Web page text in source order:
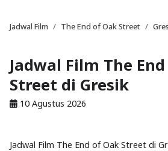
Jadwal Film The End of Oak Street
Jadwal Film The
Street di Gresik
10 Agustus 2026
Jadwal Film The End of Oak Street di